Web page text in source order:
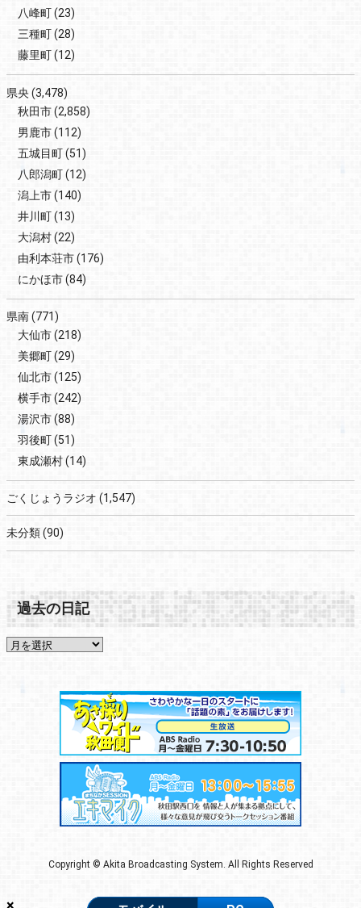
八峰町(23)
三種町(28)
藤里町(12)
県央(3,478)
秋田市(2,858)
男鹿市(112)
五城目町(51)
八郎潟町(12)
潟上市(140)
井川町(13)
大潟村(22)
由利本荘市(176)
にかほ市(84)
県南(771)
大仙市(218)
美郷町(29)
仙北市(125)
横手市(242)
湯沢市(88)
羽後町(51)
東成瀬村(14)
ごくじょうラジオ (1,547)
未分類(90)
過去の日記
Copyright © Akita Broadcasting System. All Rights Reserved